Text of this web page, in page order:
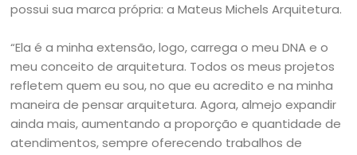
possui sua marca própria: a Mateus Michels Arquitetura.
“Ela é a minha extensão, logo, carrega o meu DNA e o
meu conceito de arquitetura. Todos os meus projetos
refletem quem eu sou, no que eu acredito e na minha
maneira de pensar arquitetura. Agora, almejo expandir
ainda mais, aumentando a proporção e quantidade de
atendimentos, sempre oferecendo trabalhos de